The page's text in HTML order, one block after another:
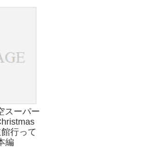
スーパー
行って
編